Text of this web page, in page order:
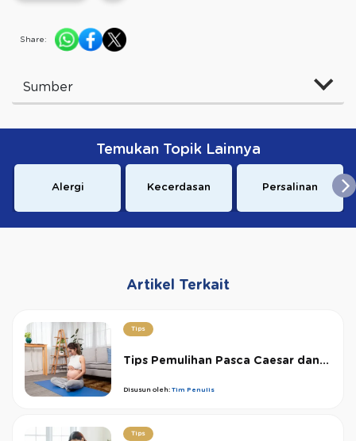
Share:
Sumber
Temukan Topik Lainnya
Alergi Kecerdasan Persalinan
Artikel Terkait
Tips
Tips Pemulihan Pasca Caesar dan...
Disusun oleh: Tim Penulis
Tips